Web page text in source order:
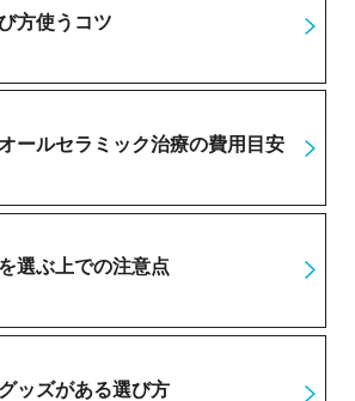
方使うコツ
ールセラミック治療の費用目安
選ぶ上での注意点
ッズがある選び方